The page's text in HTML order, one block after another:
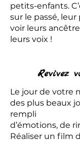
petits-enfants.
sur le passé,
voir leurs
leurs voix !
Revivez
Le jour de votre
des plus beaux
rempli
d’émotions, de
Réaliser un film